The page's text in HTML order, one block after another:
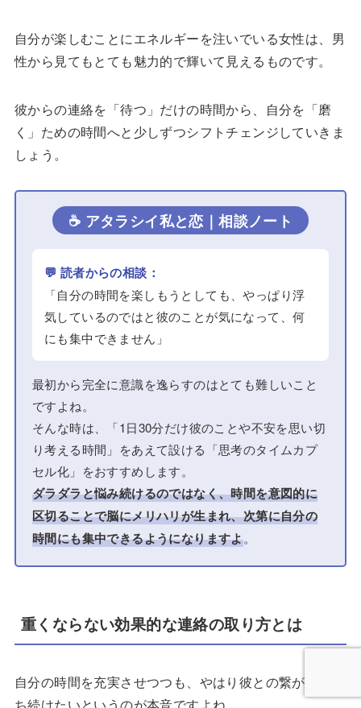
自分が楽しむことにエネルギーを注いでいる女性は、男
性から見てもとても魅力的で輝いて見えるものです。
彼からの連絡を「待つ」だけの時間から、自分を「磨
く」ための時間へと少しずつシフトチェンジしていきま
しょう。
☕ アタラシイ私と恋｜相談ノート
💬 読者からの相談：
「自分の時間を楽しもうとしても、やっぱり浮
気しているのではと彼のことが気になって、何
にも集中できません」
最初から完全に意識を逸らすのはとても難しいこと
ですよね。
そんな時は、「1日30分だけ彼のことや不安を思い切
り考える時間」をあえて設ける「思考のタイムカプ
セル化」をおすすめします。
ダラダラと悩み続けるのではなく、時間を意図的に
区切ることで脳にメリハリが生まれ、次第に自分の
時間にも集中できるようになりますよ。
重くならない効果的な連絡の取り方とは
自分の時間を充実させつつも、やはり彼との繋がりは持